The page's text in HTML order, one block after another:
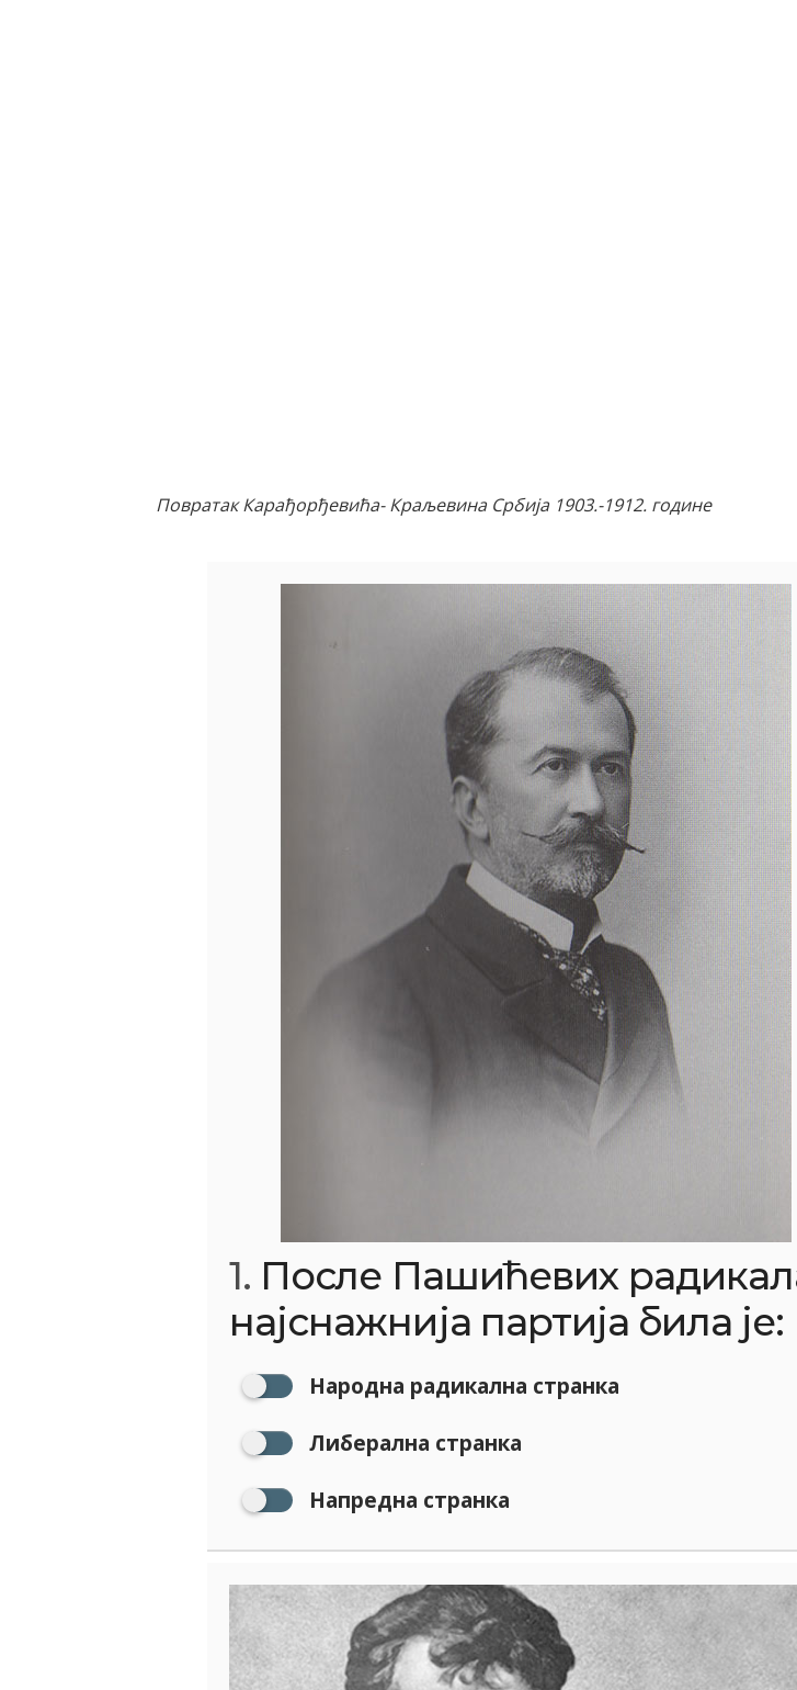
Повратак Карађорђевића- Краљевина Србија 1903.-1912. године
1. После Пашићевих
најснажнија партија била је:
Народна радикална странка
Либерална странка
Напредна странка